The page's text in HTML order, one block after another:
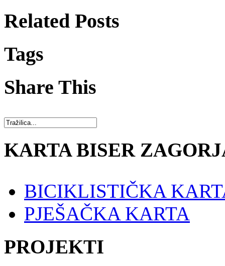
Related Posts
Tags
Share This
KARTA BISER
BICIKLISTIČKA
PJEŠAČKA KARTA
PROJEKTI